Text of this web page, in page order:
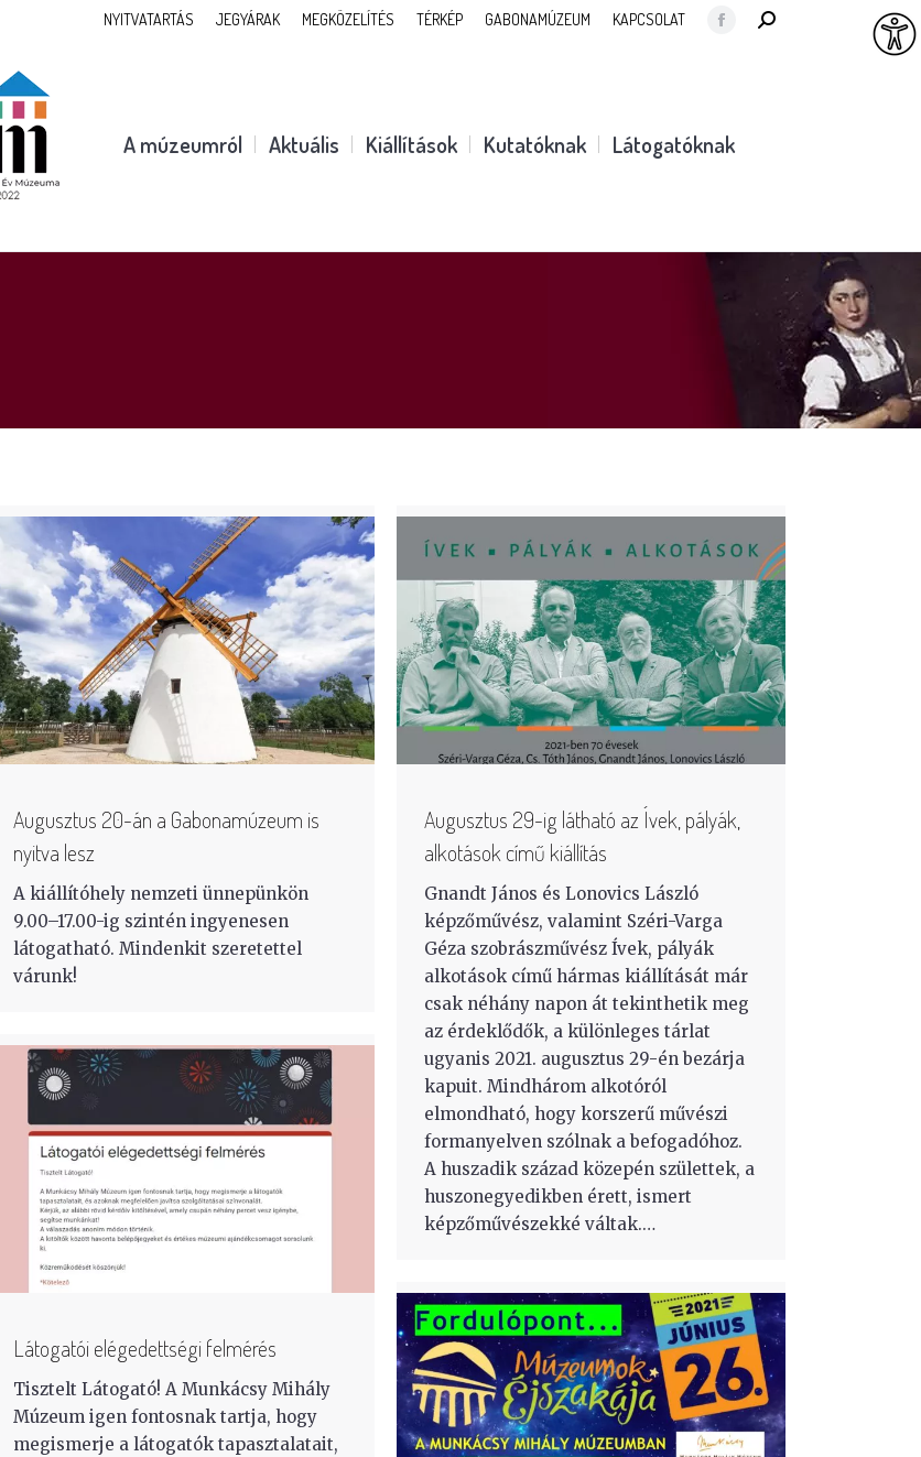
NYITVATARTÁS JEGYÁRAK MEGKÖZELÍTÉS TÉRKÉP GABONAMÚZEUM KAPCSOLAT
Facebook
new
SEARCH:
A múzeumról Aktuális Kiállítások Kutatóknak Látogatóknak
Augusztus 20-án a Gabonamúzeum is
nyitva lesz
A kiállítóhely nemzeti ünnepünkön
9.00–17.00-ig szintén ingyenesen
látogatható. Mindenkit szeretettel
várunk!
Augusztus 29-ig látható az Ívek, pályák,
alkotások című kiállítás
Gnandt János és Lonovics László
képzőművész, valamint Széri-Varga
Géza szobrászművész Ívek, pályák
alkotások című hármas kiállítását már
csak néhány napon át tekinthetik meg
az érdeklődők, a különleges tárlat
ugyanis 2021. augusztus 29-én bezárja
kapuit. Mindhárom alkotóról
elmondható, hogy korszerű művészi
formanyelven szólnak a befogadóhoz.
A huszadik század közepén születtek, a
huszonegyedikben érett, ismert
képzőművészekké váltak.…
Látogatói elégedettségi felmérés
Tisztelt Látogató! A Munkácsy Mihály
Múzeum igen fontosnak tartja, hogy
megismerje a látogatók tapasztalatait,